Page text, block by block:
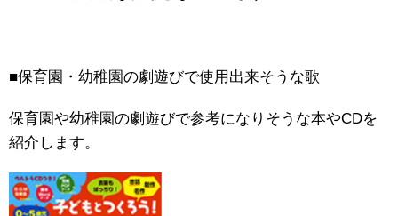
■保育園・幼稚園の劇遊びで使用出来そうな歌
保育園や幼稚園の劇遊びで参考になりそうな本やCDを
紹介します。